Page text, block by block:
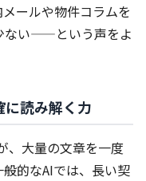
ールや物件コラムを
ない——という声をよ
読み解く力
、大量の文章を一度
的なAIでは、長い契